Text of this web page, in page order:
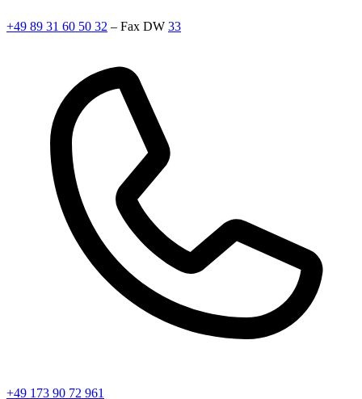
+49 89 31 60 50 32 – Fax DW 33
+49 173 90 72 961